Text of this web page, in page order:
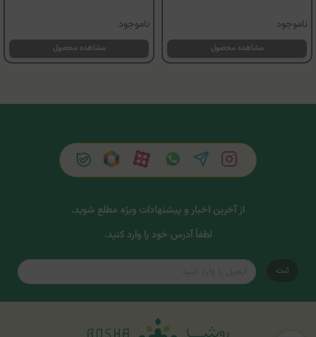
ناموجود
مشاهده محصول
ناموجود
مشاهده محصول
از آخرین اخبار و پیشنهادات ویژه مطلع شوید.
لطفاً آدرس خود را وارد کنید.
ثبت